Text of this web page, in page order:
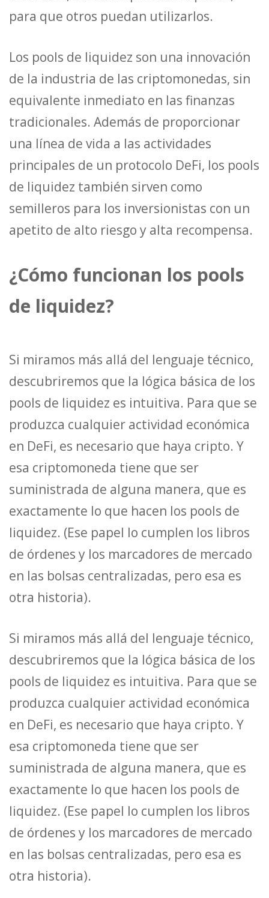
para que otros puedan utilizarlos.
Los pools de liquidez son una innovación
de la industria de las criptomonedas, sin
equivalente inmediato en las finanzas
tradicionales. Además de proporcionar
una línea de vida a las actividades
principales de un protocolo DeFi, los pools
de liquidez también sirven como
semilleros para los inversionistas con un
apetito de alto riesgo y alta recompensa.
¿Cómo funcionan los pools
de liquidez?
Si miramos más allá del lenguaje técnico,
descubriremos que la lógica básica de los
pools de liquidez es intuitiva. Para que se
produzca cualquier actividad económica
en DeFi, es necesario que haya cripto. Y
esa criptomoneda tiene que ser
suministrada de alguna manera, que es
exactamente lo que hacen los pools de
liquidez. (Ese papel lo cumplen los libros
de órdenes y los marcadores de mercado
en las bolsas centralizadas, pero esa es
otra historia).
Si miramos más allá del lenguaje técnico,
descubriremos que la lógica básica de los
pools de liquidez es intuitiva. Para que se
produzca cualquier actividad económica
en DeFi, es necesario que haya cripto. Y
esa criptomoneda tiene que ser
suministrada de alguna manera, que es
exactamente lo que hacen los pools de
liquidez. (Ese papel lo cumplen los libros
de órdenes y los marcadores de mercado
en las bolsas centralizadas, pero esa es
otra historia).